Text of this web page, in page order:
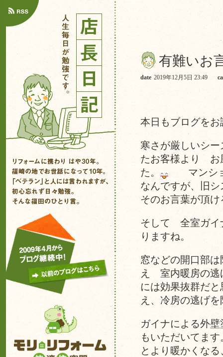
有難いお
date 2019年12月5日 23:49
本日もブログを
寒さが厳しいシ
たお客様より お
た。
マンショ
なんですが、旧
そのお言葉が頂
そして 全室ガイ
りますね。
窓などの開口部
え 室内暖房の逃
には効果抜群だ
え、冷房の逃げ
ガイナによる外
もいただいてま
とより暖かくな